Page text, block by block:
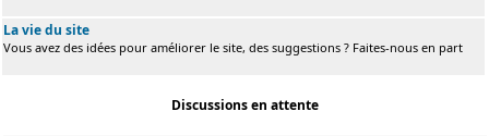
La vie du site
Vous avez des idées pour améliorer le site, des suggestions ? Faites-nous en part
Discussions en attente